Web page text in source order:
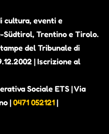
cultura, eventi e
Trentino e Tirolo.
del Tribunale di
| Iscrizione al
Sociale ETS | Via
|0471 052121 |